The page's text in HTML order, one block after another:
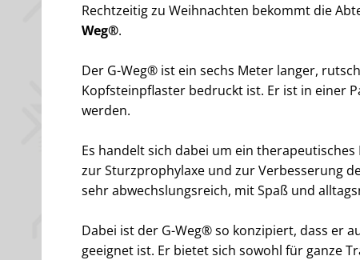
Rechtzeitig zu Weihnachten bekommt die
Weg®.
Der G-Weg® ist ein sechs Meter langer,
Kopfsteinpflaster bedruckt ist. Er ist in einer
werden.
Es handelt sich dabei um ein
zur Sturzprophylaxe und zur Verbesserung
sehr abwechslungsreich, mit Spaß und
Dabei ist der G-Weg® so konzipiert, dass er
geeignet ist. Er bietet sich sowohl für ganze